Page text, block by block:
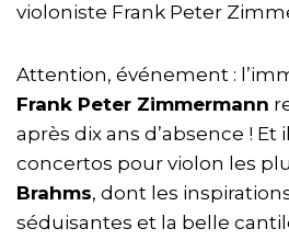
violoniste Frank Peter
Attention, événement :
Frank Peter Zimmermann
après dix ans d’absence ! Et
concertos pour violon les
Brahms, dont les
séduisantes et la belle